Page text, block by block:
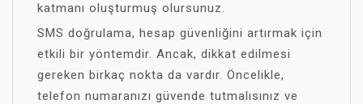
katmanı oluşturmuş olursunuz.
SMS doğrulama, hesap güvenliğini artırmak için
etkili bir yöntemdir. Ancak, dikkat edilmesi
gereken birkaç nokta da vardır. Öncelikle,
telefon numaranızı güvende tutmalısınız ve